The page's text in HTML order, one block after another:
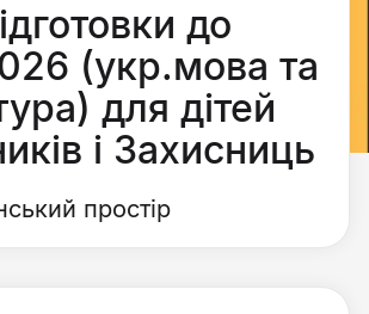
до
(укр.мова та
для дітей
і Захисниць
простір